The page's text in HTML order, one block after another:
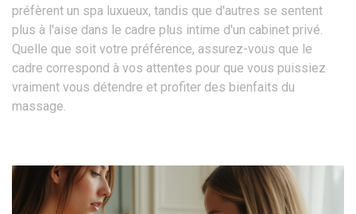
préfèrent un spa luxueux, tandis que d'autres se sentent
plus à l'aise dans le cadre plus intime d'un cabinet privé.
Quelle que soit votre préférence, assurez-vous que le
cadre correspond à vos attentes pour que vous puissiez
vraiment vous détendre et profiter des bienfaits du
massage.